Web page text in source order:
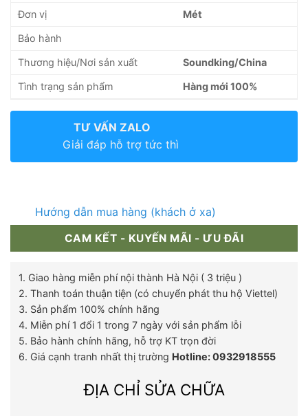
Đơn vị Mét
Bảo hành
Thương hiệu/Nơi sản xuất Soundking/China
Tình trạng sản phẩm Hàng mới 100%
TƯ VẤN ZALO
Giải đáp hỗ trợ tức thì
Hướng dẫn mua hàng (khách ở xa)
CAM KẾT - KUYẾN MÃI - ƯU ĐÃI
1. Giao hàng miễn phí nội thành Hà Nội ( 3 triệu )
2. Thanh toán thuận tiện (có chuyển phát thu hộ Viettel)
3. Sản phẩm 100% chính hãng
4. Miễn phí 1 đổi 1 trong 7 ngày với sản phẩm lỗi
5. Bảo hành chính hãng, hỗ trợ KT trọn đời
6. Giá cạnh tranh nhất thị trường Hotline: 0932918555
ĐỊA CHỈ SỬA CHỮA